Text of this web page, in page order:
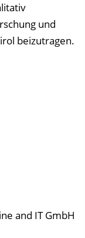
und
beizutragen.
and IT GmbH